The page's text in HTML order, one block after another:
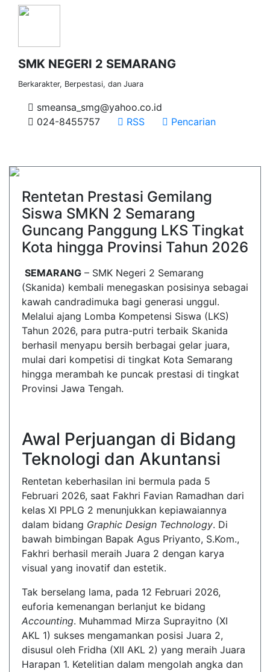
SMK NEGERI 2 SEMARANG
Berkarakter, Berpestasi, dan Juara
smeansa_smg@yahoo.co.id
024-8455757
RSS Pencarian
Rentetan Prestasi Gemilang
Siswa SMKN 2 Semarang
Guncang Panggung LKS Tingkat
Kota hingga Provinsi Tahun 2026
SEMARANG – SMK Negeri 2 Semarang
(Skanida) kembali menegaskan posisinya sebagai
kawah candradimuka bagi generasi unggul.
Melalui ajang Lomba Kompetensi Siswa (LKS)
Tahun 2026, para putra-putri terbaik Skanida
berhasil menyapu bersih berbagai gelar juara,
mulai dari kompetisi di tingkat Kota Semarang
hingga merambah ke puncak prestasi di tingkat
Provinsi Jawa Tengah.
Awal Perjuangan di Bidang
Teknologi dan Akuntansi
Rentetan keberhasilan ini bermula pada 5
Februari 2026, saat Fakhri Favian Ramadhan dari
kelas XI PPLG 2 menunjukkan kepiawaiannya
dalam bidang Graphic Design Technology. Di
bawah bimbingan Bapak Agus Priyanto, S.Kom.,
Fakhri berhasil meraih Juara 2 dengan karya
visual yang inovatif dan estetik.
Tak berselang lama, pada 12 Februari 2026,
euforia kemenangan berlanjut ke bidang
Accounting. Muhammad Mirza Suprayitno (XI
AKL 1) sukses mengamankan posisi Juara 2,
disusul oleh Fridha (XII AKL 2) yang meraih Juara
Harapan 1. Ketelitian dalam mengolah angka dan